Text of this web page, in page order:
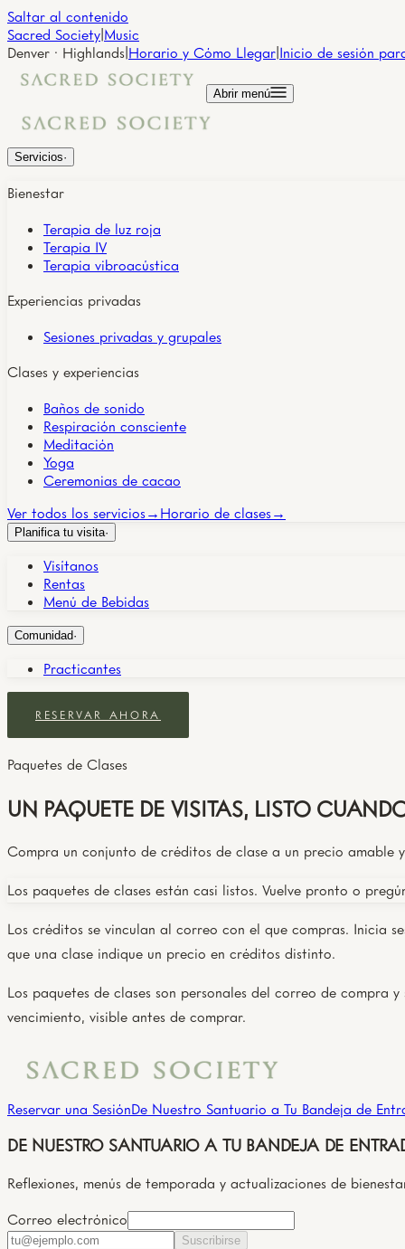
Saltar al contenido
Sacred Society Music
Denver · Highlands Horario y Cómo Llegar Inicio de sesión
Abrir menú
Servicios·
Bienestar
Terapia de luz roja
Terapia IV
Terapia vibroacústica
Experiencias privadas
Sesiones privadas y grupales
Clases y experiencias
Baños de sonido
Respiración consciente
Meditación
Yoga
Ceremonias de cacao
Ver todos los servicios→ Horario de clases→
Planifica tu visita·
Visítanos
Rentas
Menú de Bebidas
Comunidad·
Practicantes
RESERVAR AHORA
Paquetes de Clases
UN PAQUETE DE VISITAS, LISTO
Compra un conjunto de créditos de clase a un precio amable
Los paquetes de clases están casi listos. Vuelve pronto o
Los créditos se vinculan al correo con el que compras. Inicia
que una clase indique un precio en créditos distinto.
Los paquetes de clases son personales del correo de compra
vencimiento, visible antes de comprar.
Reservar una SesiónDe Nuestro Santuario a Tu Bandeja de
DE NUESTRO SANTUARIO A TU BANDEJA DE
Reflexiones, menús de temporada y actualizaciones de
Correo electrónico
Suscribirse